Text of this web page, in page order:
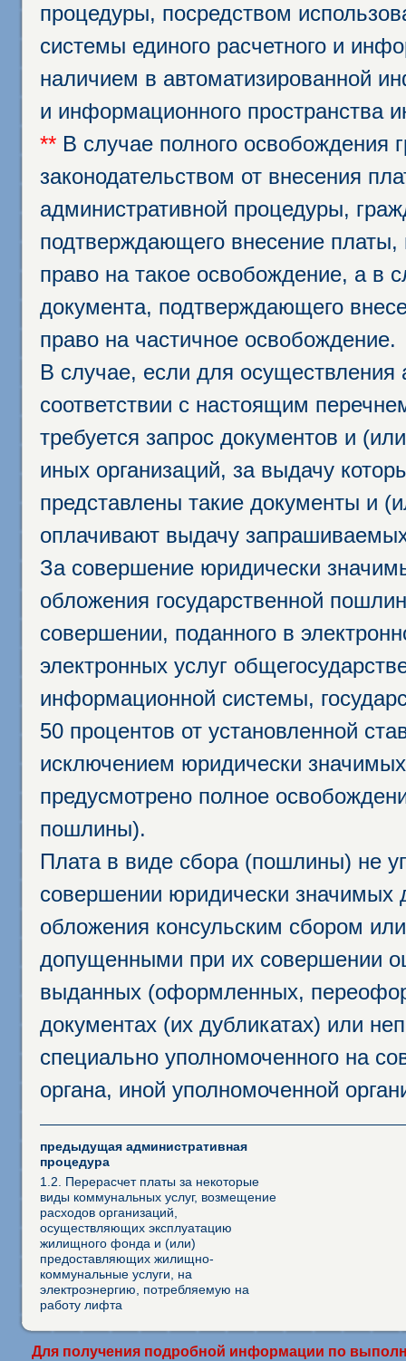
процедуры, посредством
системы единого расчетного и
наличием в автоматизированной
и информационного пространства
** В случае полного освобождения
законодательством от внесения
административной процедуры,
подтверждающего внесение
право на такое освобождение, а в
документа, подтверждающего
право на частичное освобождение.
В случае, если для осуществления
соответствии с настоящим
требуется запрос документов и
иных организаций, за выдачу
представлены такие документы и
оплачивают выдачу
За совершение юридически
обложения государственной
совершении, поданного в
электронных услуг
информационной системы,
50 процентов от установленной
исключением юридически
предусмотрено полное
пошлины).
Плата в виде сбора (пошлины) не
совершении юридически
обложения консульским сбором
допущенными при их совершении
выданных (оформленных,
документах (их дубликатах) или
специально уполномоченного на
органа, иной уполномоченной
предыдущая административная
процедура
1.2. Перерасчет платы за некоторые
виды коммунальных услуг, возмещение
расходов организаций,
осуществляющих эксплуатацию
жилищного фонда и (или)
предоставляющих жилищно-
коммунальные услуги, на
электроэнергию, потребляемую на
работу лифта
Для получения подробной информации по